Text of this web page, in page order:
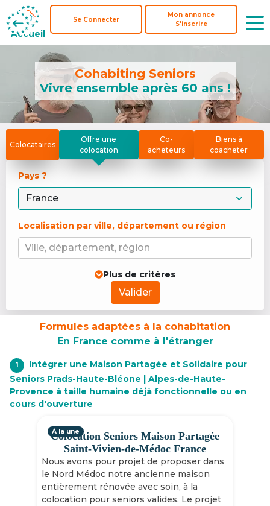
Accueil
Se Connecter
Mon annonce
S'inscrire
Accueil
Se Connecter
Mon annonce
S'inscrire
Cohabiting Seniors
Vivre ensemble après 60 ans !
Colocataires
Offre une
colocation
Co-
acheteurs
Biens à
coacheter
Pays ?
Localisation par ville, département ou région
Ville, département, région
Plus de critères
Valider
Formules adaptées à la cohabitation
En France comme à l'étranger
1
Intégrer une Maison Partagée et Solidaire pour
Seniors Prads-Haute-Bléone | Alpes-de-Haute-
Provence à taille humaine déjà fonctionnelle ou en
cours d'ouverture
Colocation Seniors Maison Partagée
Saint-Vivien-de-Médoc France
Nous avons pour projet de proposer dans
le Nord Médoc notre ancienne maison
entièrement rénovée avec soin, à la
colocation pour seniors valides. Le projet
À la une